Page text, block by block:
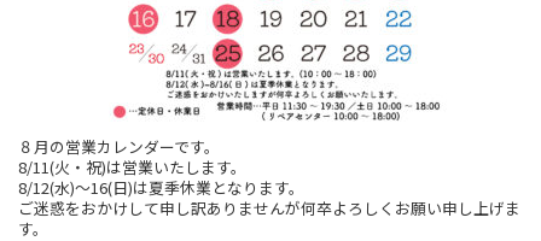
８月の営業カレンダーです。
8/11(火・祝)は営業いたします。
8/12(水)～16(日)は夏季休業となります。
ご迷惑をおかけして申し訳ありませんが何卒よろしくお願い申し上げま
す。